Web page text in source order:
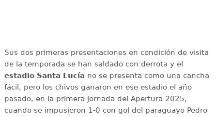
Sus dos primeras presentaciones en condición de visita
de la temporada se han saldado con derrota y el
estadio Santa Lucía no se presenta como una cancha
fácil, pero los chivos ganaron en ese estadio el año
pasado, en la primera jornada del Apertura 2025,
cuando se impusieron 1-0 con gol del paraguayo Pedro